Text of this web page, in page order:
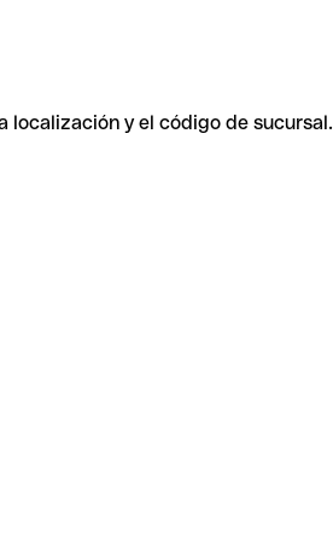
localización y el código de sucursal.